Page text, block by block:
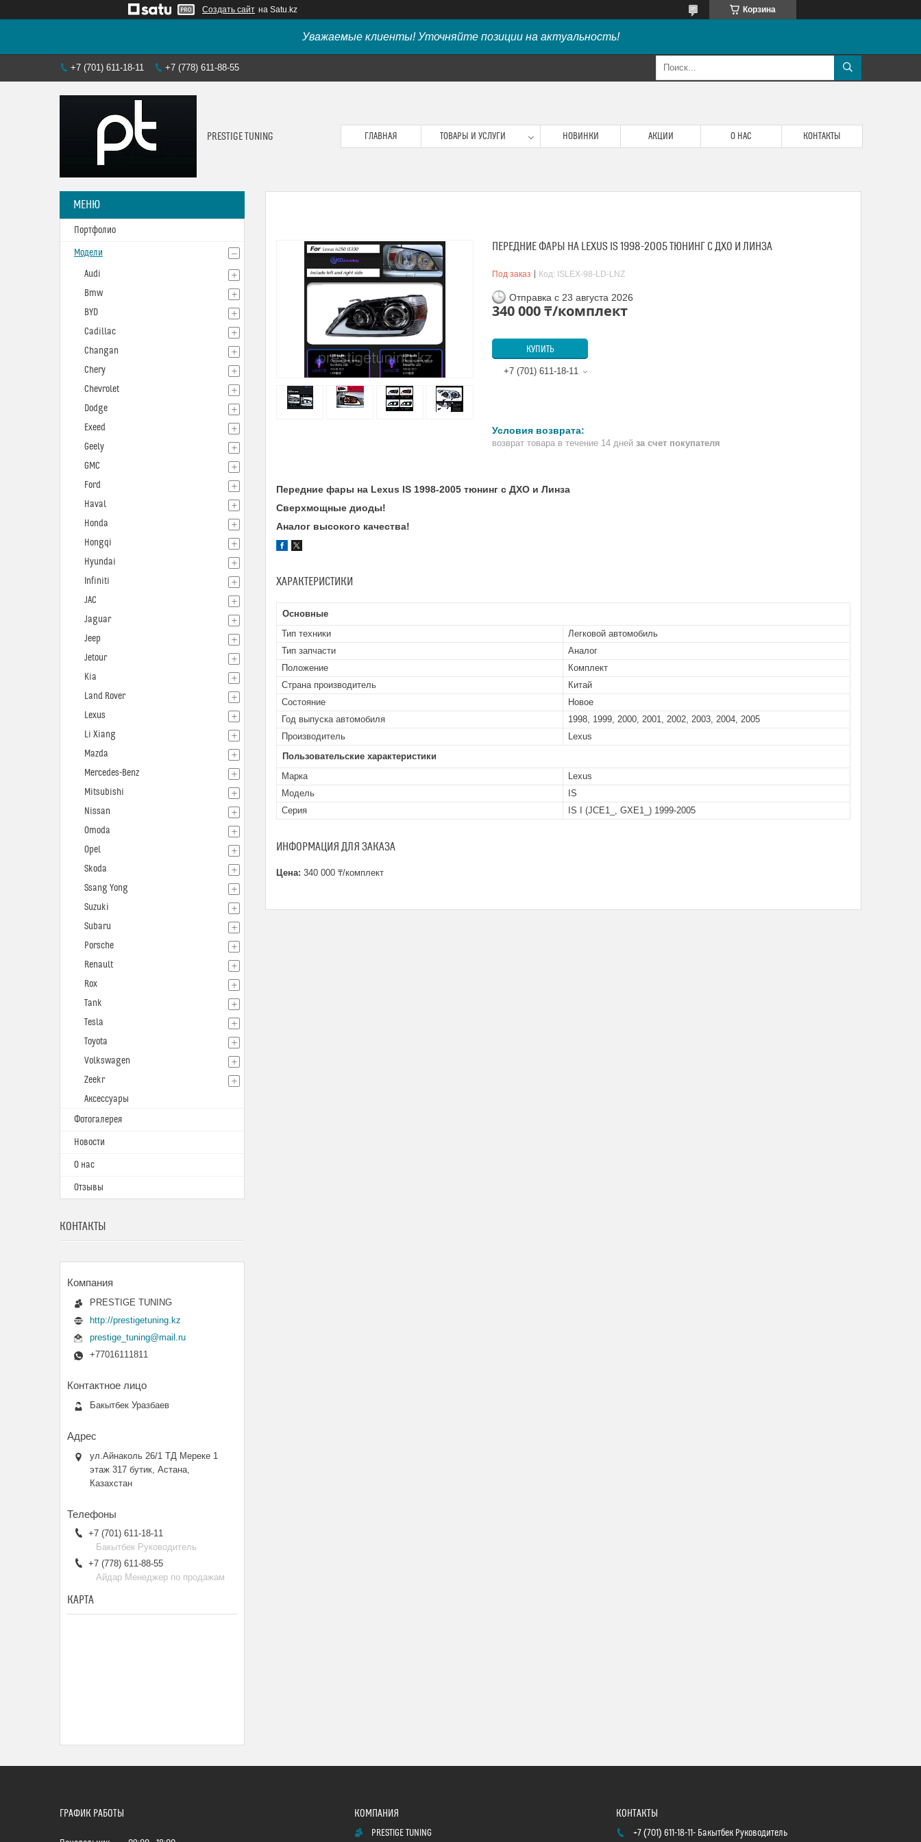
Создать сайт на Satu.kz Корзина
Уважаемые клиенты! Уточняйте позиции на актуальность!
+7 (701) 611-18-11 +7 (778) 611-88-55
PRESTIGE TUNING ГЛАВНАЯ ТОВАРЫ И УСЛУГИ НОВИНКИ АКЦИИ О НАС КОНТАКТЫ
ПЕРЕДНИЕ ФАРЫ НА LEXUS IS 1998-2005 ТЮНИНГ С ДХО И ЛИНЗА
Под заказ Код: ISLEX-98-LD-LNZ
Отправка с 23 августа 2026
340 000 ₸/комплект
КУПИТЬ
+7 (701) 611-18-11
возврат товара в течение 14 дней за счет покупателя
Передние фары на Lexus IS 1998-2005 тюнинг с ДХО и Линза
Сверхмощные диоды!
Аналог высокого качества!
ХАРАКТЕРИСТИКИ
Основные
Тип техники
Легковой автомобиль
Тип запчасти
Аналог
Положение
Комплект
Страна производитель
Китай
Состояние
Новое
Год выпуска автомобиля
1998, 1999, 2000, 2001, 2002, 2003, 2004, 2005
Производитель
Lexus
Пользовательские характеристики
Марка
Lexus
Модель
IS
Серия
IS I (JCE1_, GXE1_) 1999-2005
ИНФОРМАЦИЯ ДЛЯ ЗАКАЗА
Цена: 340 000 ₸/комплект
Портфолио
Модели
Audi
Bmw
BYD
Cadillac
Changan
Chery
Chevrolet
Dodge
Exeed
Geely
GMC
Ford
Haval
Honda
Hongqi
Hyundai
Infiniti
JAC
Jaguar
Jeep
Jetour
Kia
Land Rover
Lexus
Li Xiang
Mazda
Mercedes-Benz
Mitsubishi
Nissan
Omoda
Opel
Skoda
Ssang Yong
Suzuki
Subaru
Porsche
Renault
Rox
Tank
Tesla
Toyota
Volkswagen
Zeekr
Аксессуары
Фотогалерея
Новости
О нас
Отзывы
КОНТАКТЫ
PRESTIGE TUNING
http://prestigetuning.kz
prestige_tuning@mail.ru
+77016111811
Бакытбек Уразбаев
ул.Айнаколь 26/1 ТД Мереке 1
этаж 317 бутик, Астана,
Казахстан
+7 (701) 611-18-11
Бакытбек Руководитель
+7 (778) 611-88-55
Айдар Менеджер по продажам
КАРТА
ГРАФИК РАБОТЫ
PRESTIGE TUNING +7 (701) 611-18-11 Бакытбек Руководитель